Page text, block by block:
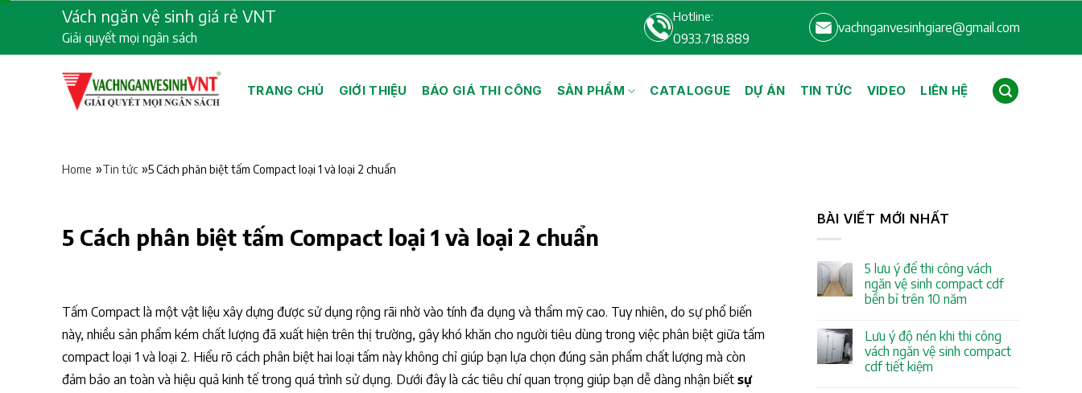
content
Vách ngăn vệ sinh giá rẻ VNT
Giải quyết mọi ngân sách
Hotline:
0933.718.889
vachnganvesinhgiare@gmail.com
TRANG CHỦ GIỚI THIỆU BÁO GIÁ THI CÔNG SẢN PHẨM CATALOGUE DỰ ÁN TIN TỨC VIDEO LIÊN HỆ
Home »Tin tức »5 Cách phân biệt tấm Compact loại 1 và loại 2 chuẩn
5 Cách phân biệt tấm Compact loại 1 và loại 2 chuẩn
Tấm Compact là một vật liệu xây dựng được sử dụng rộng rãi nhờ vào tính đa dụng và thẩm mỹ cao. Tuy nhiên, do sự phổ biến
này, nhiều sản phẩm kém chất lượng đã xuất hiện trên thị trường, gây khó khăn cho người tiêu dùng trong việc phân biệt giữa tấm
compact loại 1 và loại 2. Hiểu rõ cách phân biệt hai loại tấm này không chỉ giúp bạn lựa chọn đúng sản phẩm chất lượng mà còn
đảm bảo an toàn và hiệu quả kinh tế trong quá trình sử dụng. Dưới đây là các tiêu chí quan trọng giúp bạn dễ dàng nhận biết sự
BÀI VIẾT MỚI NHẤT
5 lưu ý để thi công vách
ngăn vệ sinh compact cdf
bền bỉ trên 10 năm
Lưu ý độ nén khi thi công
vách ngăn vệ sinh compact
cdf tiết kiệm